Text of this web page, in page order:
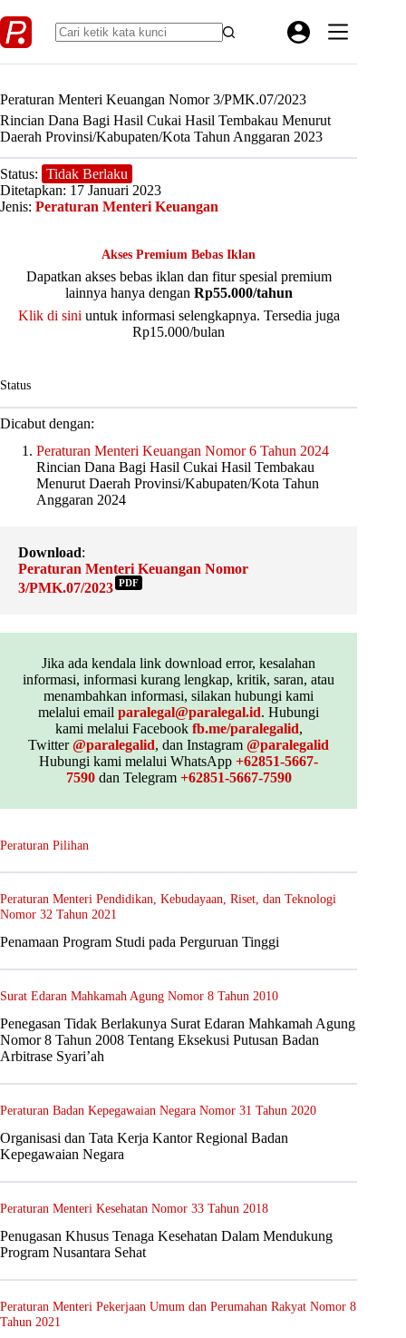
to
content
Peraturan Menteri Keuangan Nomor 3/PMK.07/2023
Rincian Dana Bagi Hasil Cukai Hasil Tembakau Menurut
Daerah Provinsi/Kabupaten/Kota Tahun Anggaran 2023
Status: Tidak Berlaku
Ditetapkan: 17 Januari 2023
Jenis: Peraturan Menteri Keuangan
Akses Premium Bebas Iklan
Dapatkan akses bebas iklan dan fitur spesial premium
lainnya hanya dengan Rp55.000/tahun
Klik di sini untuk informasi selengkapnya. Tersedia juga
Rp15.000/bulan
Status
Dicabut dengan:
Peraturan Menteri Keuangan Nomor 6 Tahun 2024
Rincian Dana Bagi Hasil Cukai Hasil Tembakau
Menurut Daerah Provinsi/Kabupaten/Kota Tahun
Anggaran 2024
Download:
Peraturan Menteri Keuangan Nomor
3/PMK.07/2023 PDF
Jika ada kendala link download error, kesalahan
informasi, informasi kurang lengkap, kritik, saran, atau
menambahkan informasi, silakan hubungi kami
melalui emailparalegal@paralegal.id. Hubungi
kami melalui Facebook fb.me/paralegalid,
Twitter@paralegalid, dan Instagram@paralegalid
Hubungi kami melalui WhatsApp+62851-5667-
7590dan Telegram +62851-5667-7590
Peraturan Pilihan
Peraturan Menteri Pendidikan, Kebudayaan, Riset, dan Teknologi
Nomor 32 Tahun 2021
Penamaan Program Studi pada Perguruan Tinggi
Surat Edaran Mahkamah Agung Nomor 8 Tahun 2010
Penegasan Tidak Berlakunya Surat Edaran Mahkamah Agung
Nomor 8 Tahun 2008 Tentang Eksekusi Putusan Badan
Arbitrase Syari’ah
Peraturan Badan Kepegawaian Negara Nomor 31 Tahun 2020
Organisasi dan Tata Kerja Kantor Regional Badan
Kepegawaian Negara
Peraturan Menteri Kesehatan Nomor 33 Tahun 2018
Penugasan Khusus Tenaga Kesehatan Dalam Mendukung
Program Nusantara Sehat
Peraturan Menteri Pekerjaan Umum dan Perumahan Rakyat Nomor 8
Tahun 2021